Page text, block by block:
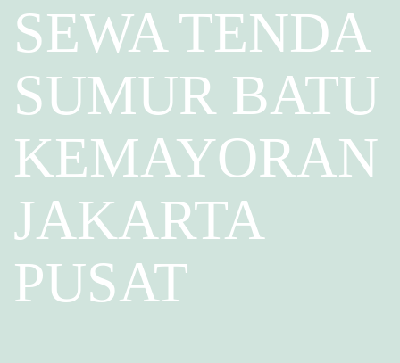
SEWA TENDA
SUMUR BATU
KEMAYORAN
JAKARTA
PUSAT